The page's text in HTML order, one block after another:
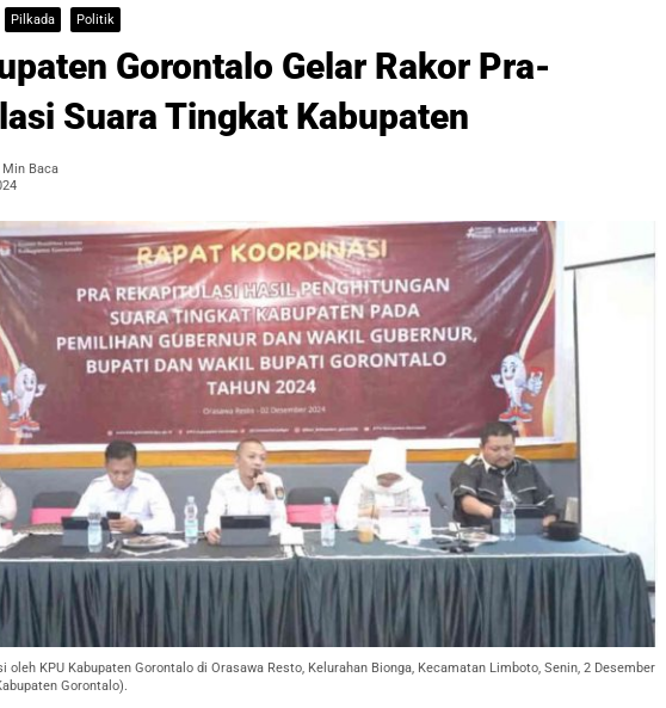
Pilkada Politik
Gorontalo Gelar Rakor Pra-
Suara Tingkat Kabupaten
Min Baca
oleh KPU Kabupaten Gorontalo di Orasawa Resto, Kelurahan Bionga, Kecamatan Limboto, Senin, 2 Desember
Gorontalo).